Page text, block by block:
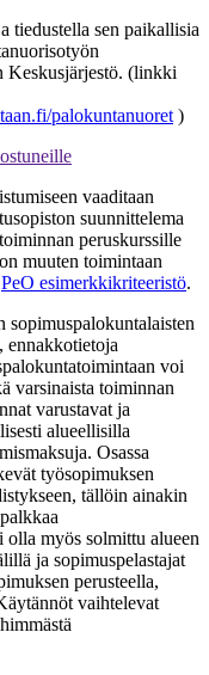
tiedustella sen paikallisia
Keskusjärjestö. (linkki
palokuntanuoret )
vaaditaan
suunnittelema
peruskurssille
muuten toimintaan
PeO esimerkkikriteeristö.
sopimuspalokuntalaisten
ennakkotietoja
voi
varsinaista toiminnan
varustavat ja
alueellisilla
Osassa
työsopimuksen
tällöin ainakin
olla myös solmittu alueen
ja sopimuspelastajat
perusteella,
vaihtelevat